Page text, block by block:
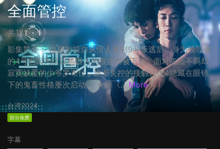
全面管控
共12集
影集简介： 恆极智能自从恆人系列9号叛逃后，身为领导者
的4号也因为抗议机器人的权益而被下放。面对表面不羁却
寂寞缺爱的少爷罗布仕，逐渐失控的接触让恆4隐藏在眼镜
下的鬼畜性格屡次启动。 ☆继《... More
台湾2024
部分免费
字幕